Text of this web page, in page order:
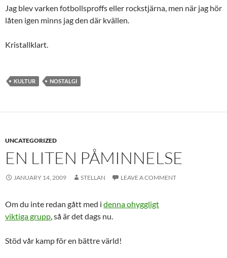
Jag blev varken fotbollsproffs eller rockstjärna, men när jag hör
låten igen minns jag den där kvällen.
Kristallklart.
KULTUR NOSTALGI
UNCATEGORIZED
EN LITEN PÅMINNELSE
JANUARY 14, 2009 STELLAN LEAVE A COMMENT
Om du inte redan gått med i denna ohyggligt
viktiga grupp, så är det dags nu.
Stöd vår kamp för en bättre värld!